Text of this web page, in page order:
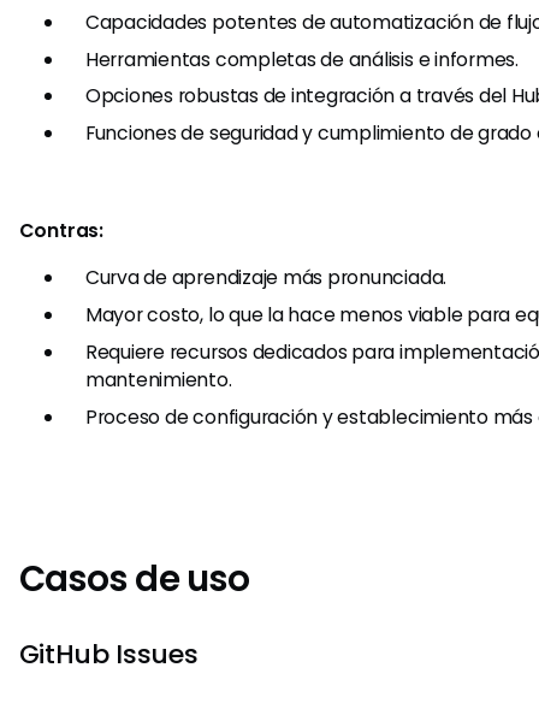
Capacidades potentes de automatización de
Herramientas completas de análisis e informes.
Opciones robustas de integración a través del
Funciones de seguridad y cumplimiento de
Contras:
Curva de aprendizaje más pronunciada.
Mayor costo, lo que la hace menos viable para
Requiere recursos dedicados para
mantenimiento.
Proceso de configuración y establecimiento
Casos de uso
GitHub Issues